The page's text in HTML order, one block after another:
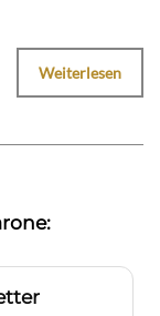
Weiterlesen